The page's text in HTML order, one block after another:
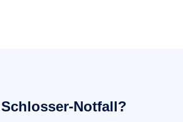
Notfall?